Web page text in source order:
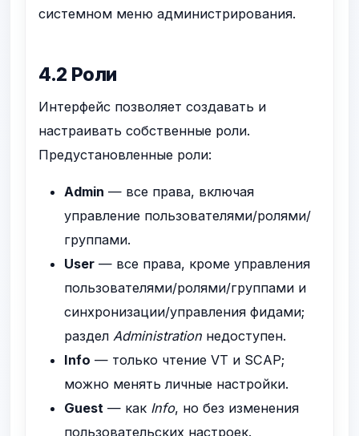
системном меню администрирования.
4.2 Роли
Интерфейс позволяет создавать и
настраивать собственные роли.
Предустановленные роли:
Admin — все права, включая
управление пользователями/ролями/
группами.
User — все права, кроме управления
пользователями/ролями/группами и
синхронизации/управления фидами;
разделAdministration недоступен.
Info — только чтение VT и SCAP;
можно менять личные настройки.
Guest — как Info, но без изменения
пользовательских настроек.